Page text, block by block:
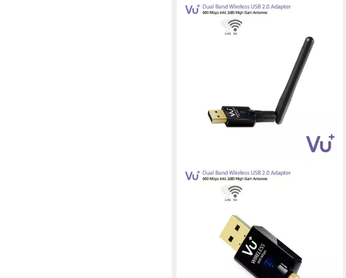
VU+
Dual Band Wireless USB 2.0 Adapter
600 Mbps inkl. Antenne SAT-
ab 29,90 €
UVP36,90 €
lieferbar - in 2-3 Werktagen bei dir